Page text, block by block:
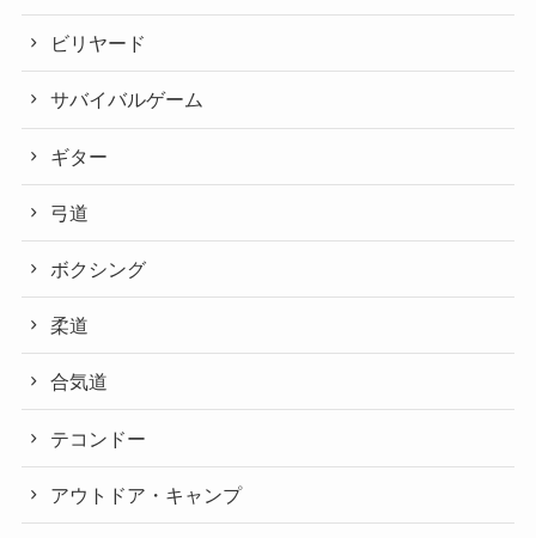
ビリヤード
サバイバルゲーム
ギター
弓道
ボクシング
柔道
合気道
テコンドー
アウトドア・キャンプ